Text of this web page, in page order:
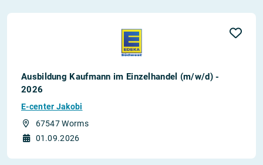
Ausbildung Kaufmann im Einzelhandel (m/w/d) -
2026
E-center Jakobi
67547 Worms
01.09.2026